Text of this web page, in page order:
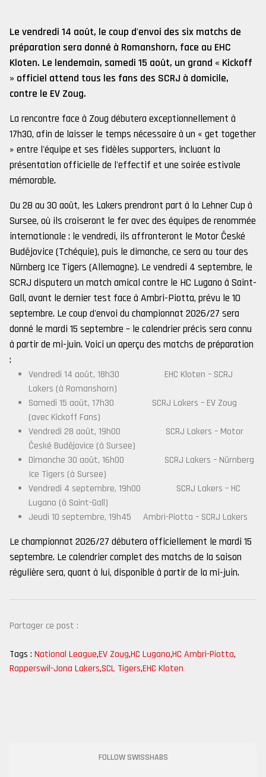
Le vendredi 14 août, le coup d'envoi des six matchs de
préparation sera donné à Romanshorn, face au EHC
Kloten. Le lendemain, samedi 15 août, un grand « Kickoff
» officiel attend tous les fans des SCRJ à domicile,
contre le EV Zoug.
La rencontre face à Zoug débutera exceptionnellement à
17h30, afin de laisser le temps nécessaire à un « get together
» entre l'équipe et ses fidèles supporters, incluant la
présentation officielle de l'effectif et une soirée estivale
mémorable.
Du 28 au 30 août, les Lakers prendront part à la Lehner Cup à
Sursee, où ils croiseront le fer avec des équipes de renommée
internationale : le vendredi, ils affronteront le Motor České
Budějovice (Tchéquie), puis le dimanche, ce sera au tour des
Nürnberg Ice Tigers (Allemagne). Le vendredi 4 septembre, le
SCRJ disputera un match amical contre le HC Lugano à Saint-
Gall, avant le dernier test face à Ambri-Piotta, prévu le 10
septembre. Le coup d'envoi du championnat 2026/27 sera
donné le mardi 15 septembre – le calendrier précis sera connu
à partir de mi-juin. Voici un aperçu des matchs de préparation
:
Vendredi 14 août, 18h30 EHC Kloten – SCRJ
Lakers (à Romanshorn)
Samedi 15 août, 17h30 SCRJ Lakers – EV Zoug
(avec Kickoff Fans)
Vendredi 28 août, 19h00 SCRJ Lakers – Motor
České Budějovice (à Sursee)
Dimanche 30 août, 16h00 SCRJ Lakers – Nürnberg
Ice Tigers (à Sursee)
Vendredi 4 septembre, 19h00 SCRJ Lakers – HC
Lugano (à Saint-Gall)
Jeudi 10 septembre, 19h45 Ambri-Piotta – SCRJ Lakers
Le championnat 2026/27 débutera officiellement le mardi 15
septembre. Le calendrier complet des matchs de la saison
régulière sera, quant à lui, disponible à partir de la mi-juin.
Partager ce post :
Tags : National League,EV Zoug,HC Lugano,HC Ambri-Piotta,
Rapperswil-Jona Lakers,SCL Tigers,EHC Kloten
FOLLOW SWISSHABS